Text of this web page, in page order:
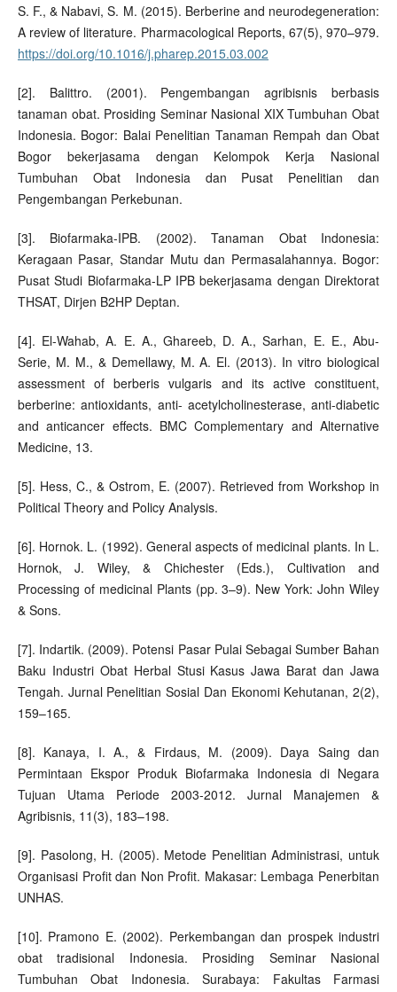
S. F., & Nabavi, S. M. (2015). Berberine and neurodegeneration:
A review of literature. Pharmacological Reports, 67(5), 970–979.
https://doi.org/10.1016/j.pharep.2015.03.002
[2]. Balittro. (2001). Pengembangan agribisnis berbasis
tanaman obat. Prosiding Seminar Nasional XIX Tumbuhan Obat
Indonesia. Bogor: Balai Penelitian Tanaman Rempah dan Obat
Bogor bekerjasama dengan Kelompok Kerja Nasional
Tumbuhan Obat Indonesia dan Pusat Penelitian dan
Pengembangan Perkebunan.
[3]. Biofarmaka-IPB. (2002). Tanaman Obat Indonesia:
Keragaan Pasar, Standar Mutu dan Permasalahannya. Bogor:
Pusat Studi Biofarmaka-LP IPB bekerjasama dengan Direktorat
THSAT, Dirjen B2HP Deptan.
[4]. El-Wahab, A. E. A., Ghareeb, D. A., Sarhan, E. E., Abu-
Serie, M. M., & Demellawy, M. A. El. (2013). In vitro biological
assessment of berberis vulgaris and its active constituent,
berberine: antioxidants, anti- acetylcholinesterase, anti-diabetic
and anticancer effects. BMC Complementary and Alternative
Medicine, 13.
[5]. Hess, C., & Ostrom, E. (2007). Retrieved from Workshop in
Political Theory and Policy Analysis.
[6]. Hornok. L. (1992). General aspects of medicinal plants. In L.
Hornok, J. Wiley, & Chichester (Eds.), Cultivation and
Processing of medicinal Plants (pp. 3–9). New York: John Wiley
& Sons.
[7]. Indartik. (2009). Potensi Pasar Pulai Sebagai Sumber Bahan
Baku Industri Obat Herbal Stusi Kasus Jawa Barat dan Jawa
Tengah. Jurnal Penelitian Sosial Dan Ekonomi Kehutanan, 2(2),
159–165.
[8]. Kanaya, I. A., & Firdaus, M. (2009). Daya Saing dan
Permintaan Ekspor Produk Biofarmaka Indonesia di Negara
Tujuan Utama Periode 2003-2012. Jurnal Manajemen &
Agribisnis, 11(3), 183–198.
[9]. Pasolong, H. (2005). Metode Penelitian Administrasi, untuk
Organisasi Profit dan Non Profit. Makasar: Lembaga Penerbitan
UNHAS.
[10]. Pramono E. (2002). Perkembangan dan prospek industri
obat tradisional Indonesia. Prosiding Seminar Nasional
Tumbuhan Obat Indonesia. Surabaya: Fakultas Farmasi